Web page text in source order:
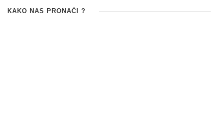
KAKO NAS PRONAĆI ?